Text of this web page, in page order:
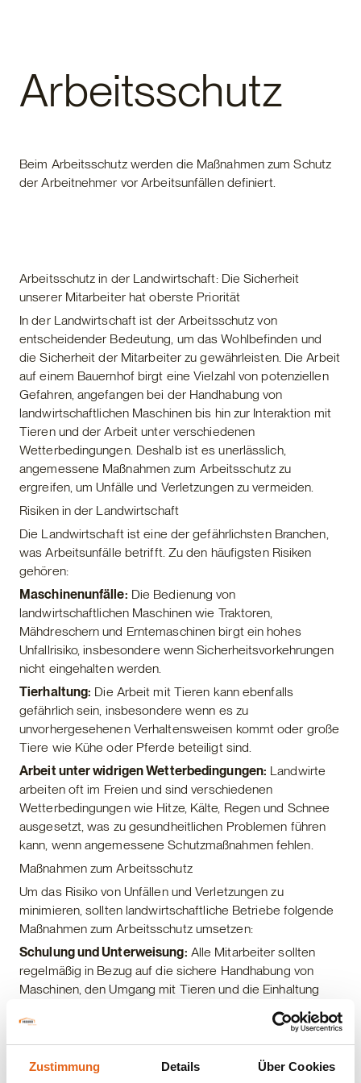
Zustimmung Details Über Cookies
Arbeitsschutz
Beim Arbeitsschutz werden die Maßnahmen zum Schutz
der Arbeitnehmer vor Arbeitsunfällen definiert.
Arbeitsschutz in der Landwirtschaft: Die Sicherheit
unserer Mitarbeiter hat oberste Priorität
In der Landwirtschaft ist der Arbeitsschutz von
entscheidender Bedeutung, um das Wohlbefinden und
die Sicherheit der Mitarbeiter zu gewährleisten. Die Arbeit
auf einem Bauernhof birgt eine Vielzahl von potenziellen
Gefahren, angefangen bei der Handhabung von
landwirtschaftlichen Maschinen bis hin zur Interaktion mit
Tieren und der Arbeit unter verschiedenen
Wetterbedingungen. Deshalb ist es unerlässlich,
angemessene Maßnahmen zum Arbeitsschutz zu
ergreifen, um Unfälle und Verletzungen zu vermeiden.
Risiken in der Landwirtschaft
Die Landwirtschaft ist eine der gefährlichsten Branchen,
was Arbeitsunfälle betrifft. Zu den häufigsten Risiken
gehören:
Maschinenunfälle: Die Bedienung von
landwirtschaftlichen Maschinen wie Traktoren,
Mähdreschern und Erntemaschinen birgt ein hohes
Unfallrisiko, insbesondere wenn Sicherheitsvorkehrungen
nicht eingehalten werden.
Tierhaltung: Die Arbeit mit Tieren kann ebenfalls
gefährlich sein, insbesondere wenn es zu
unvorhergesehenen Verhaltensweisen kommt oder große
Tiere wie Kühe oder Pferde beteiligt sind.
Arbeit unter widrigen Wetterbedingungen: Landwirte
arbeiten oft im Freien und sind verschiedenen
Wetterbedingungen wie Hitze, Kälte, Regen und Schnee
ausgesetzt, was zu gesundheitlichen Problemen führen
kann, wenn angemessene Schutzmaßnahmen fehlen.
Maßnahmen zum Arbeitsschutz
Um das Risiko von Unfällen und Verletzungen zu
minimieren, sollten landwirtschaftliche Betriebe folgende
Maßnahmen zum Arbeitsschutz umsetzen:
Schulung und Unterweisung: Alle Mitarbeiter sollten
regelmäßig in Bezug auf die sichere Handhabung von
Maschinen, den Umgang mit Tieren und die Einhaltung
von Sicherheitsverfahren geschult und unterwiesen
werden.
Einsatz von Schutzausrüstung:Mitarbeiter sollten die
erforderliche persönliche Schutzausrüstung wie Helme,